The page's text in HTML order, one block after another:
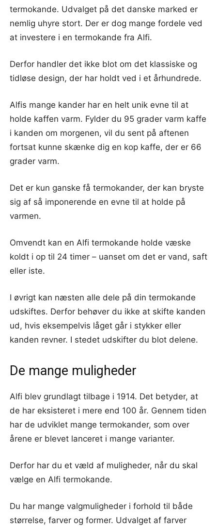
termokande. Udvalget på det danske marked er
nemlig uhyre stort. Der er dog mange fordele ved
at investere i en termokande fra Alfi.
Derfor handler det ikke blot om det klassiske og
tidløse design, der har holdt ved i et århundrede.
Alfis mange kander har en helt unik evne til at
holde kaffen varm. Fylder du 95 grader varm kaffe
i kanden om morgenen, vil du sent på aftenen
fortsat kunne skænke dig en kop kaffe, der er 66
grader varm.
Det er kun ganske få termokander, der kan bryste
sig af så imponerende en evne til at holde på
varmen.
Omvendt kan en Alfi termokande holde væske
koldt i op til 24 timer – uanset om det er vand, saft
eller iste.
I øvrigt kan næsten alle dele på din termokande
udskiftes. Derfor behøver du ikke at skifte kanden
ud, hvis eksempelvis låget går i stykker eller
kanden revner. I stedet udskifter du blot delene.
De mange muligheder
Alfi blev grundlagt tilbage i 1914. Det betyder, at
de har eksisteret i mere end 100 år. Gennem tiden
har de udviklet mange termokander, som over
årene er blevet lanceret i mange varianter.
Derfor har du et væld af muligheder, når du skal
vælge en Alfi termokande.
Du har mange valgmuligheder i forhold til både
størrelse, farver og former. Udvalget af farver